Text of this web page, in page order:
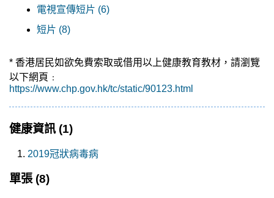
電視宣傳短片 (6)
短片 (8)
* 香港居民如欲免費索取或借用以上健康教育教材，請瀏覽
以下網頁﹕
https://www.chp.gov.hk/tc/static/90123.html
健康資訊 (1)
2019冠狀病毒病
單張 (8)